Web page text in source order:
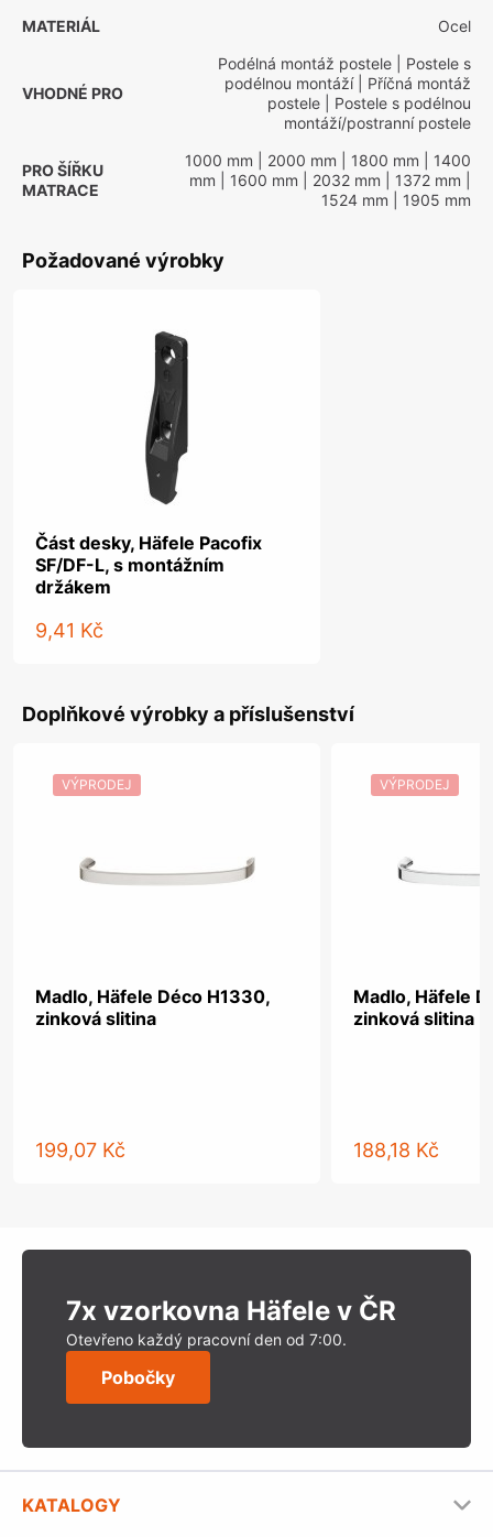
MATERIÁL
Ocel
VHODNÉ PRO
Podélná montáž postele | Postele s
podélnou montáží| Příčná montáž
postele | Postele s podélnou
montáží/postranní postele
PRO ŠÍŘKU
MATRACE
1000 mm | 2000 mm | 1800 mm | 1400
mm | 1600 mm | 2032 mm | 1372 mm
1524 mm | 1905 mm
Požadované výrobky
Část desky, Häfele Pacofix
SF/DF-L, s montážním
držákem
9,41 Kč
Doplňkové výrobky a příslušenství
VÝPRODEJ
Madlo, Häfele Déco H1330,
zinková slitina
199,07 Kč
VÝPRODEJ
Madlo, Häfele
zinková slitina
188,18 Kč
7x vzorkovna Häfele v ČR
Otevřeno každý pracovní den od 7:00.
Pobočky
KATALOGY